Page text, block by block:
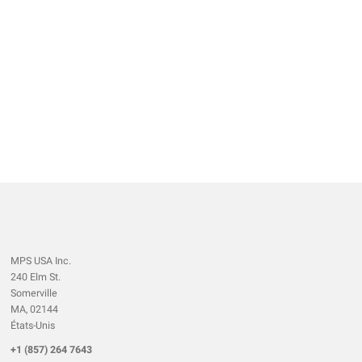
MPS USA Inc.
240 Elm St.
Somerville
MA, 02144
États-Unis
+1 (857) 264 7643